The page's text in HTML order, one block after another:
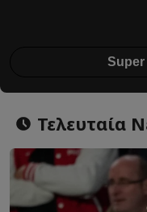
Super
Τελευταία